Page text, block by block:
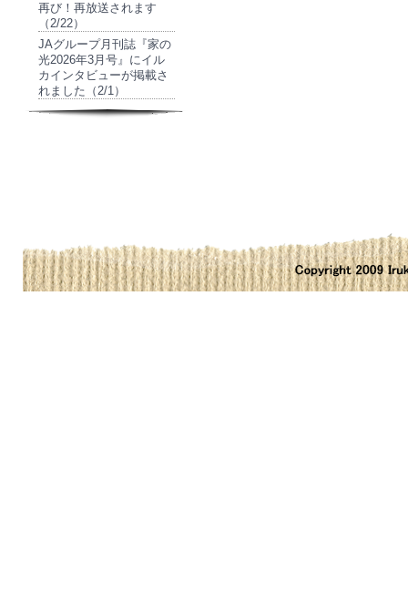
再び！再放送されます
（2/22）
JAグループ月刊誌『家の
光2026年3月号』にイル
カインタビューが掲載さ
れました（2/1）